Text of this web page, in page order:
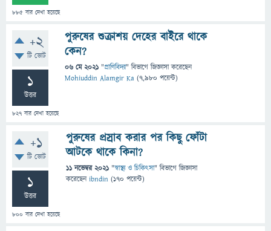
885 বার দেখা হয়েছে
+2
টি ভোট
1
উত্তর
827 বার দেখা হয়েছে
পুরুষের শুক্রাশয় দেহের বাইরে থাকে
কেন?
06 মে 2021 "প্রাণিবিদ্যা" বিভাগে জিজ্ঞাসাকরেছেন
Mohiuddin Alamgir Ka (7,980 পয়েন্ট)
+1
টি ভোট
1
উত্তর
800 বার দেখা হয়েছে
পুরুষের প্রস্রাব করার পর কিছু ফোঁটা
আটকে থাকে কিনা?
11 নভেম্বর 2021 "স্বাস্থ্য ও চিকিৎসা" বিভাগে জিজ্ঞাসা
করেছেনibndin (170 পয়েন্ট)